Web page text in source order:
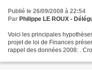
Publié le 26/09/2008 à 22:54
Par Philippe LE ROUX -
Voici les principales
projet de loi de Finances
rappel des données 2008: .